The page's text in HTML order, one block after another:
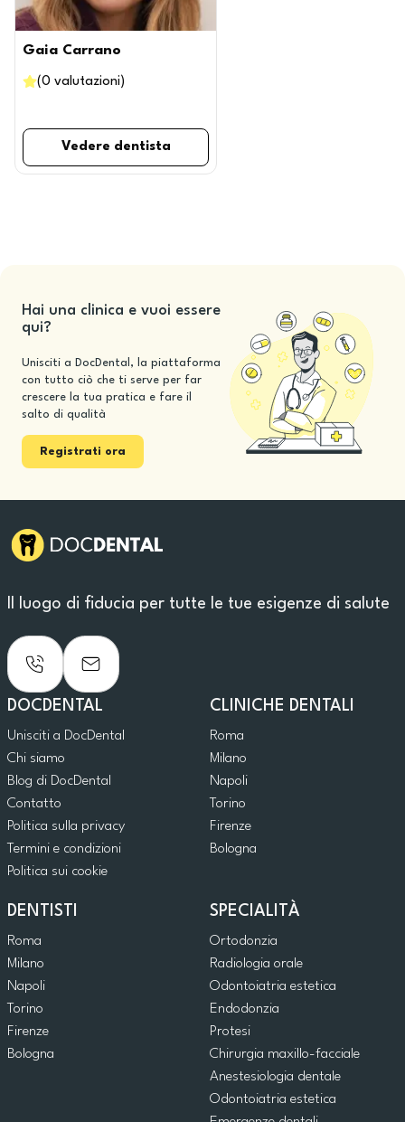
Gaia Carrano
(0 valutazioni )
Vedere dentista
Hai una clinica e vuoi essere
qui?
Unisciti a DocDental, la piattaforma
con tutto ciò che ti serve per far
crescere la tua pratica e fare il
salto di qualità
Registrati ora
Il luogo di fiducia per tutte le tue esigenze di salute
DOCDENTAL
Unisciti a DocDental
Chi siamo
Blog di DocDental
Contatto
Politica sulla privacy
Termini e condizioni
Politica sui cookie
CLINICHE DENTALI
Roma
Milano
Napoli
Torino
Firenze
Bologna
DENTISTI
Roma
Milano
Napoli
Torino
Firenze
Bologna
SPECIALITÀ
Ortodonzia
Radiologia orale
Odontoiatria estetica
Endodonzia
Protesi
Chirurgia maxillo-facciale
Anestesiologia dentale
Odontoiatria estetica